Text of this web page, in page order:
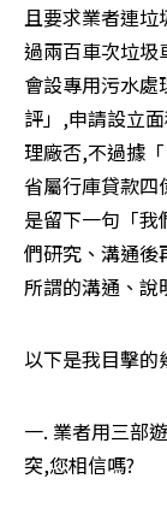
且要求業者連垃
過兩百車次垃圾
會設專用污水
評」,申請設立
理廠否,不過據
省屬行庫貸款
是留下一句「
們研究、溝通後
所謂的溝通、說
以下是我目擊的
一. 業者用三部
突,您相信嗎?